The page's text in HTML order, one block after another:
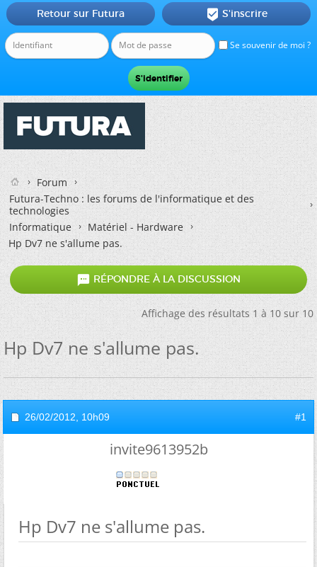
Se souvenir de moi ?
Retour sur Futura  S'inscrire
Forum
Futura-Techno : les forums de l'informatique et des
technologies
Informatique
Matériel - Hardware
Hp Dv7 ne s'allume pas.
 RÉPONDRE À LA DISCUSSION
Affichage des résultats 1 à 10 sur 10
Hp Dv7 ne s'allume pas.
26/02/2012, 10h09 #1
invite9613952b
Hp Dv7 ne s'allume pas.